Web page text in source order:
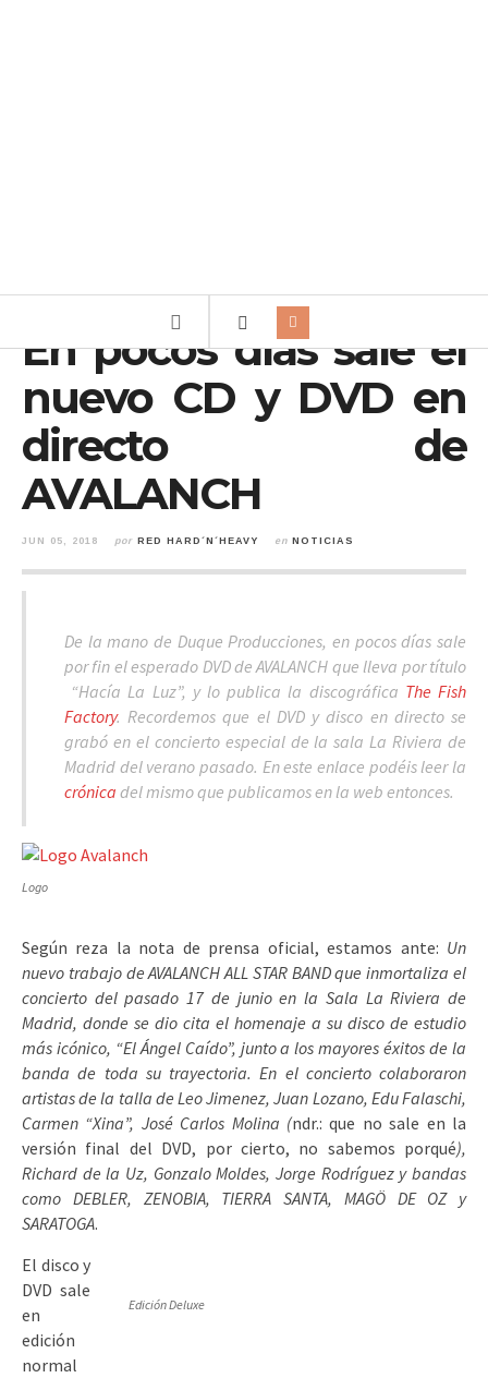
En pocos días sale el
nuevo CD y DVD en
directo de
AVALANCH
JUN 05, 2018 por RED HARD´N´HEAVY en NOTICIAS
De la mano de Duque Producciones, en pocos días sale
por fin el esperado DVD de AVALANCH que lleva por título
“Hacía La Luz”, y lo publica la discográfica The Fish
Factory. Recordemos que el DVD y disco en directo se
grabó en el concierto especial de la sala La Riviera de
Madrid del verano pasado. En este enlace podéis leer la
crónica del mismo que publicamos en la web entonces.
Logo
Según reza la nota de prensa oficial, estamos ante: Un
nuevo trabajo de AVALANCH ALL STAR BAND que inmortaliza el
concierto del pasado 17 de junio en la Sala La Riviera de
Madrid, donde se dio cita el homenaje a su disco de estudio
más icónico, “El Ángel Caído”, junto a los mayores éxitos de la
banda de toda su trayectoria. En el concierto colaboraron
artistas de la talla de Leo Jimenez, Juan Lozano, Edu Falaschi,
Carmen “Xina”, José Carlos Molina (ndr.: que no sale en la
versión final del DVD, por cierto, no sabemos porqué),
Richard de la Uz, Gonzalo Moldes, Jorge Rodríguez y bandas
como DEBLER, ZENOBIA, TIERRA SANTA, MAGÖ DE OZ y
SARATOGA.
Edición Deluxe
El disco y
DVD sale
en
edición
normal